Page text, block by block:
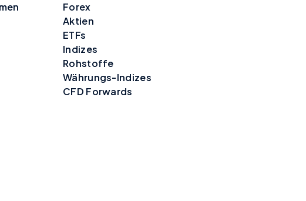
Forex
Aktien
ETFs
Indizes
Rohstoffe
Währungs-Indizes
CFD Forwards